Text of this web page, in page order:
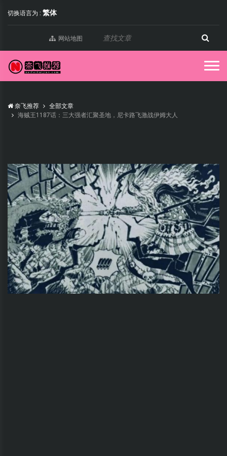
切换语言为 : 繁体
网站地图
奈飞推荐
全部文章
海贼王1187话：三大强者汇聚圣地，尼卡路飞激战伊姆大人